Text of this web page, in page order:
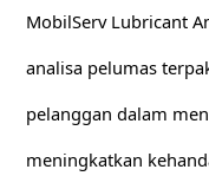
MobilServ Lubricant
analisa pelumas
pelanggan dalam
meningkatkan